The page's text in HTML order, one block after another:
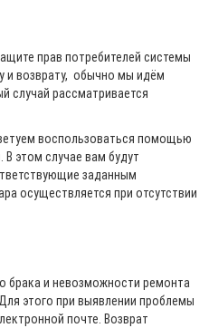
прав потребителей системы
и возврату, обычно мы идём
случай рассматривается
воспользоваться помощью
этом случае вам будут
заданным
осуществляется при отсутствии
брака и невозможности ремонта
этого при выявлении проблемы
почте. Возврат